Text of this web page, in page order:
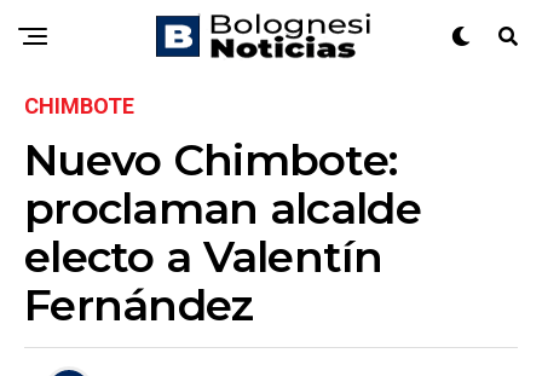
CHIMBOTE
Nuevo Chimbote:
proclaman alcalde
electo a Valentín
Fernández